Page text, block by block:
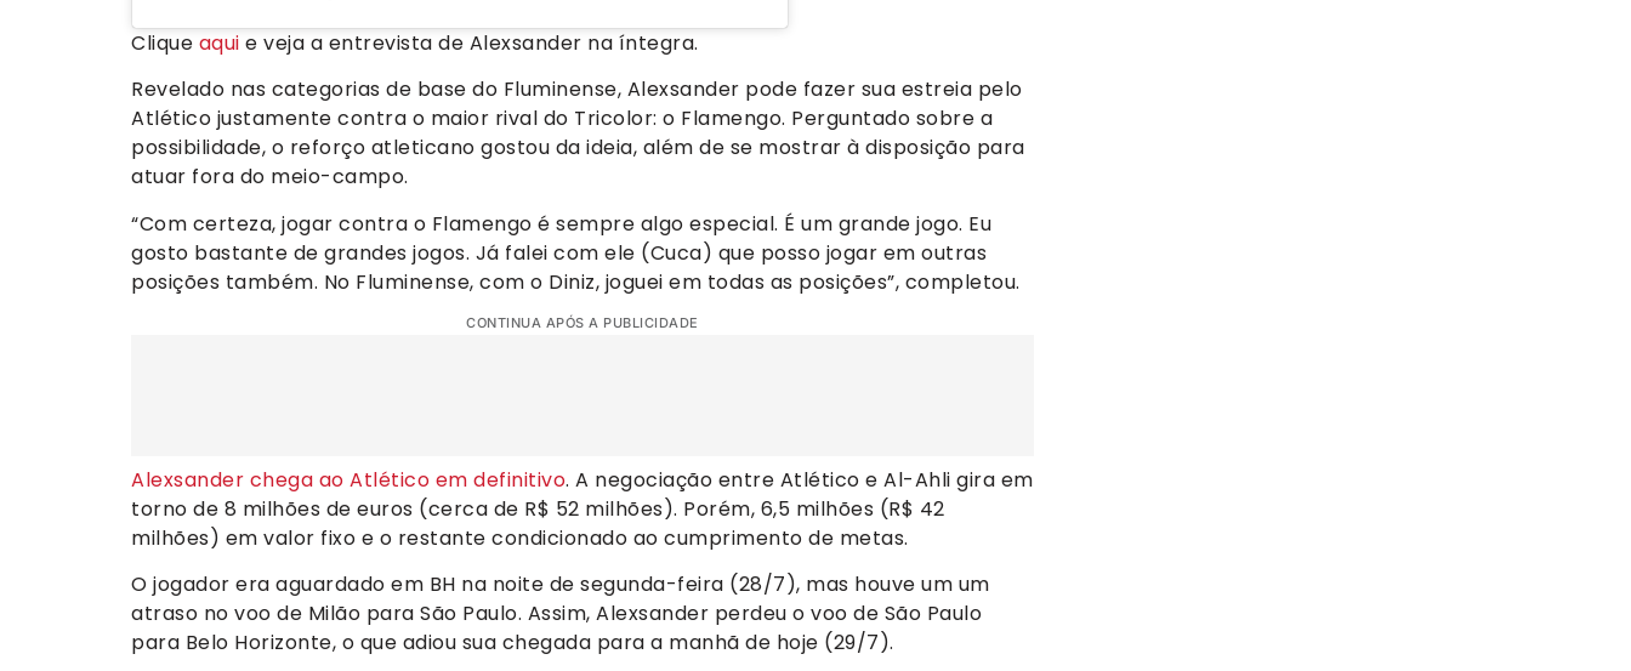
Clique aqui e veja a entrevista de Alexsander na íntegra.
Revelado nas categorias de base do Fluminense, Alexsander pode fazer sua estreia pelo
Atlético justamente contra o maior rival do Tricolor: o Flamengo. Perguntado sobre a
possibilidade, o reforço atleticano gostou da ideia, além de se mostrar à disposição para
atuar fora do meio-campo.
“Com certeza, jogar contra o Flamengo é sempre algo especial. É um grande jogo. Eu
gosto bastante de grandes jogos. Já falei com ele (Cuca) que posso jogar em outras
posições também. No Fluminense, com o Diniz, joguei em todas as posições”, completou.
CONTINUA APÓS A PUBLICIDADE
Alexsander chega ao Atlético em definitivo. A negociação entre Atlético e Al-Ahli gira em
torno de 8 milhões de euros (cerca de R$ 52 milhões). Porém, 6,5 milhões (R$ 42
milhões) em valor fixo e o restante condicionado ao cumprimento de metas.
O jogador era aguardado em BH na noite de segunda-feira (28/7), mas houve um um
atraso no voo de Milão para São Paulo. Assim, Alexsander perdeu o voo de São Paulo
para Belo Horizonte, o que adiou sua chegada para a manhã de hoje (29/7).